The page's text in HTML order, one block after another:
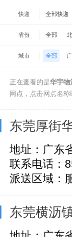
快递 全部快递
德邦物流
新邦物流
省份 全部
江苏
海南
台湾省
城市 全部
清远(6)
正在查看的是华宇物
网点，点击网点名
东莞厚街
地址：广东
联系电话：
派送区域：
东莞横沥